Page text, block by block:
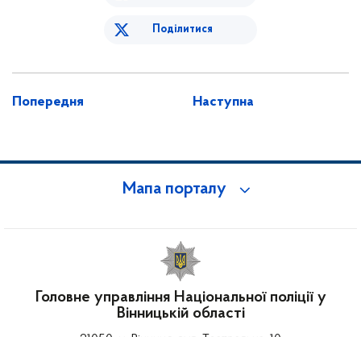
Поділитися
Попередня Наступна
Мапа порталу
Головне управління Національної поліції у
Вінницькій області